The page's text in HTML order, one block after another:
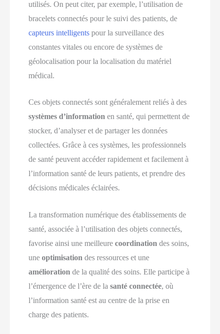
utilisés. On peut citer, par exemple, l’utilisation de
bracelets connectés pour le suivi des patients, de
capteurs intelligents pour la surveillance des
constantes vitales ou encore de systèmes de
géolocalisation pour la localisation du matériel
médical.
Ces objets connectés sont généralement reliés à des
systèmes d’information en santé, qui permettent de
stocker, d’analyser et de partager les données
collectées. Grâce à ces systèmes, les professionnels
de santé peuvent accéder rapidement et facilement à
l’information santé de leurs patients, et prendre des
décisions médicales éclairées.
La transformation numérique des établissements de
santé, associée à l’utilisation des objets connectés,
favorise ainsi une meilleurecoordination des soins,
uneoptimisation des ressources et une
amélioration de la qualité des soins. Elle participe à
l’émergence de l’ère de lasanté connectée, où
l’information santé est au centre de la prise en
charge des patients.